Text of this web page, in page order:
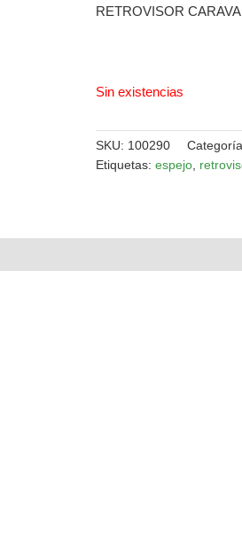
RETROVISOR
Sin existencias
SKU: 100290
Etiquetas: espejo,